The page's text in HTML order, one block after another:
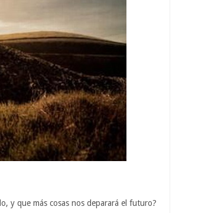
y que más cosas nos deparará el futuro?